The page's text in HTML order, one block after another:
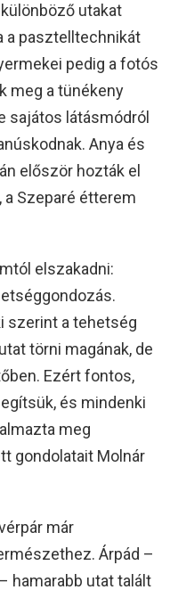
utakat
a pasztelltechnikát
pedig a fotós
meg a tünékeny
sajátos látásmódról
Anya és
először hozták el
a Szeparé étterem
elszakadni:
szerint a tehetség
törni magának, de
Ezért fontos,
és mindenki
meg
gondolatait Molnár
már
Árpád –
hamarabb utat talált